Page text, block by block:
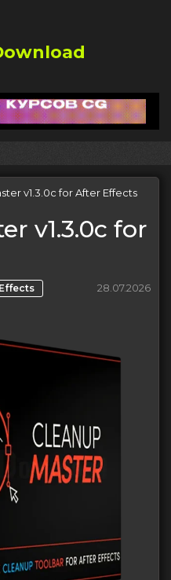
v1.3.0c for After Effects
v1.3.0c for
28.07.2026